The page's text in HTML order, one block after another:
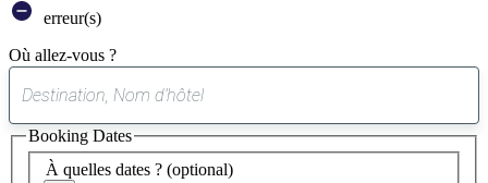
erreur(s)
Où allez-vous ?
suggestion
trouvée
À quelles dates ? (optional)
Booking Dates